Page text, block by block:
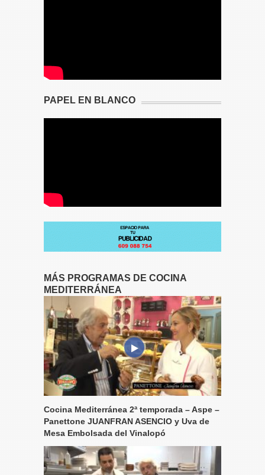
PAPEL EN BLANCO
MÁS PROGRAMAS DE COCINA
MEDITERRÁNEA
Cocina Mediterránea 2ª temporada – Aspe –
Panettone JUANFRAN ASENCIO y Uva de
Mesa Embolsada del Vinalopó